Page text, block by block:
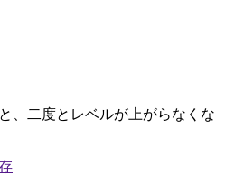
、二度とレベルが上がらなくな